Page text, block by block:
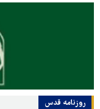
روزنامه قدس